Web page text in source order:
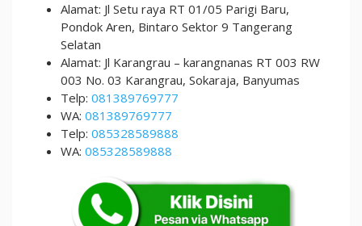
Alamat: Jl Setu raya RT 01/05 Parigi Baru,
Pondok Aren, Bintaro Sektor 9 Tangerang
Selatan
Alamat: Jl Karangrau – karangnanas RT 003 RW
003 No. 03 Karangrau, Sokaraja, Banyumas
Telp: 081389769777
WA: 081389769777
Telp: 085328589888
WA: 085328589888